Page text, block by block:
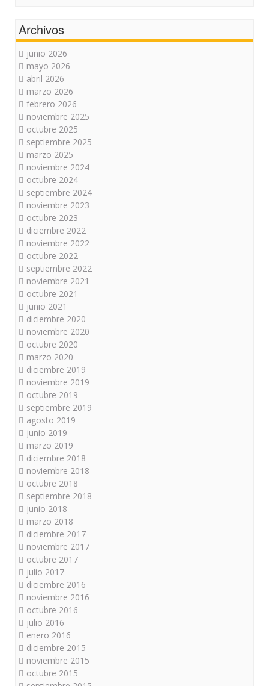
Archivos
junio 2026
mayo 2026
abril 2026
marzo 2026
febrero 2026
noviembre 2025
octubre 2025
septiembre 2025
marzo 2025
noviembre 2024
octubre 2024
septiembre 2024
noviembre 2023
octubre 2023
diciembre 2022
noviembre 2022
octubre 2022
septiembre 2022
noviembre 2021
octubre 2021
junio 2021
diciembre 2020
noviembre 2020
octubre 2020
marzo 2020
diciembre 2019
noviembre 2019
octubre 2019
septiembre 2019
agosto 2019
junio 2019
marzo 2019
diciembre 2018
noviembre 2018
octubre 2018
septiembre 2018
junio 2018
marzo 2018
diciembre 2017
noviembre 2017
octubre 2017
julio 2017
diciembre 2016
noviembre 2016
octubre 2016
julio 2016
enero 2016
diciembre 2015
noviembre 2015
octubre 2015